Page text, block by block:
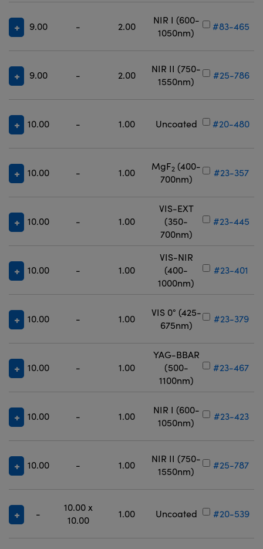
9.00 - 2.00
NIR I (600-
1050nm)
#83-465
9.00 - 2.00
NIR II (750-
1550nm)
#25-786
10.00 - 1.00 Uncoated #20-480
10.00 - 1.00
MgF2 (400-
700nm)
#23-357
10.00 - 1.00
VIS-EXT
(350-
700nm)
#23-445
10.00 - 1.00
VIS-NIR
(400-
1000nm)
#23-401
10.00 - 1.00
VIS 0° (425-
675nm)
#23-379
10.00 - 1.00
YAG-BBAR
(500-
1100nm)
#23-467
10.00 - 1.00
NIR I (600-
1050nm)
#23-423
10.00 - 1.00
NIR II (750-
1550nm)
#25-787
-
10.00 x
10.00
1.00 Uncoated #20-539